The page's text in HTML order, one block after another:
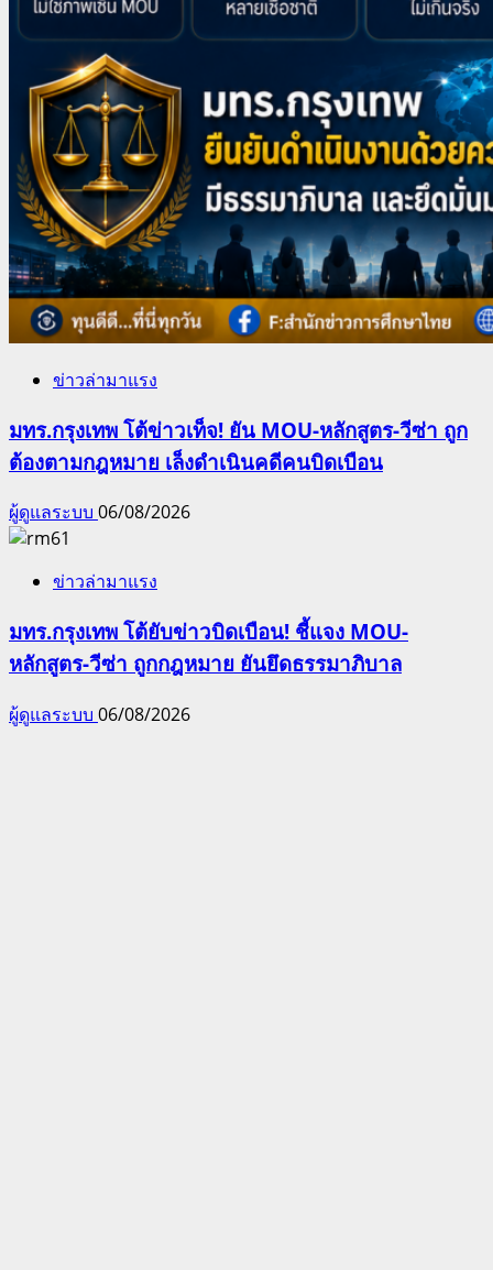
ข่าวล่ามาแรง
มทร.กรุงเทพ โต้ข่าวเท็จ! ยัน MOU-หลักสูตร-วีซ่า ถูก
ต้องตามกฎหมาย เล็งดำเนินคดีคนบิดเบือน
ผู้ดูแลระบบ 06/08/2026
ข่าวล่ามาแรง
มทร.กรุงเทพ โต้ยับข่าวบิดเบือน! ชี้แจง MOU-
หลักสูตร-วีซ่า ถูกกฎหมาย ยันยึดธรรมาภิบาล
ผู้ดูแลระบบ 06/08/2026